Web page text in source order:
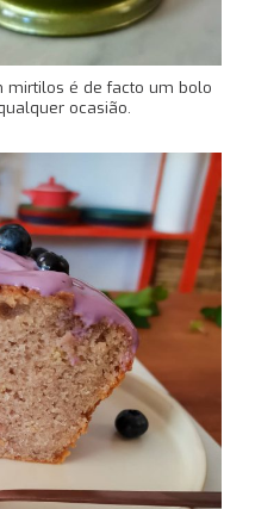
mirtilos é de facto um bolo
ocasião.